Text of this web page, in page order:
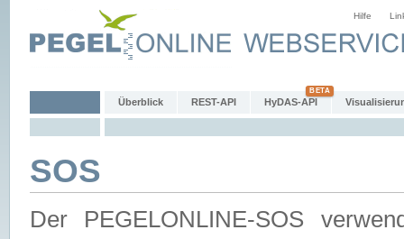
Hilfe
Überblick REST-API HyDAS-API
SOS
Der PEGELONLINE-SOS